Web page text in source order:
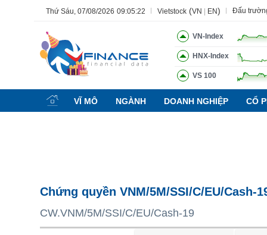
Thứ Sáu, 07/08/2026 09:05:23 Vietstock (VN EN) Đấu
VN-Index
HNX-Index
VS 100
VĨ MÔ NGÀNH DOANH NGHIỆP CỔ
Chứng quyền VNM/5M/SSI/C/EU/Cash-
CW.VNM/5M/SSI/C/EU/Cash-19
Tính năng Ngành Mã chứng khoán Lãnh
BẤT ĐỘNG SẢN
TÀI CHÍNH